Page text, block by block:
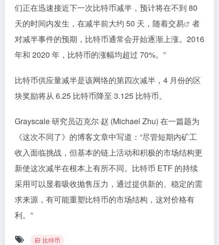
们正在迅速接近下一次比特币减半，预计将在不到 80
天的时间内发生，在减半前大约 50 天，随着交易
者
对减半事件的预期，比特币通常会开始逐渐上涨。2016
年和 2020 年，比特币的涨幅均超过 70%。”
比特币供应量减半是该网络的第四次减半，4 月份的区
块奖励将从 6.25 比特币降至 3.125 比特币。
Grayscale 研究员迈克尔·赵 (Michael Zhu) 在一篇题为
《这次不同了》的博客文章中写道：“尽管短期内矿工
收入面临挑战，但基本的链上活动和积极的市场结构更
新使这次减半在根本上有所不同。比特币 ETF 的持续
采用可以显着吸收抛售压力，通过提供新的、稳定的需
求来源，有可能重塑比特币的市场结构，这对价格有
利。”
比特币